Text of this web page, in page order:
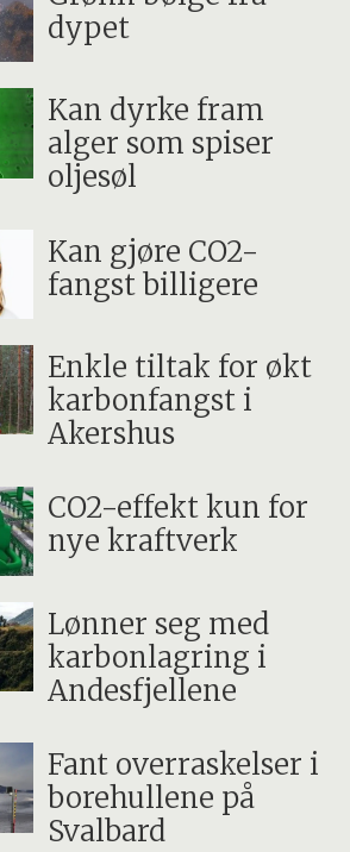
dypet
Kan dyrke fram
alger som spiser
oljesøl
Kan gjøre CO2-
fangst billigere
Enkle tiltak for økt
karbonfangst i
Akershus
CO2-effekt kun for
nye kraftverk
Lønner seg med
karbonlagring i
Andesfjellene
Fant overraskelser i
borehullene på
Svalbard